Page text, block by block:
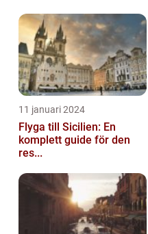
11 januari 2024
Flyga till Sicilien: En
komplett guide för den
res...